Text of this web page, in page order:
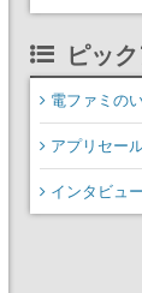
ピッ
電ファミの
アプリセー
インタビュー